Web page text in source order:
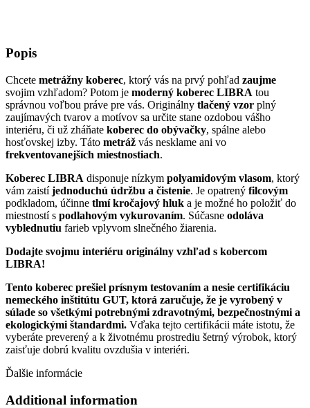
Popis
Chcete metrážny koberec, ktorý vás na prvý pohľad zaujme
svojim vzhľadom? Potom je moderný koberec LIBRA tou
správnou voľbou práve pre vás. Originálny tlačený vzor plný
zaujímavých tvarov a motívov sa určite stane ozdobou vášho
interiéru, či už zháňate koberec do obývačky, spálne alebo
hosťovskej izby. Táto metráž vás nesklame ani vo
frekventovanejších miestnostiach.
Koberec LIBRA disponuje nízkym polyamidovým vlasom, ktorý
vám zaistíjednoduchú údržbu a čistenie. Je opatrený filcovým
podkladom, účinne tlmí kročajový hluk a je možné ho položiť do
miestností s podlahovým vykurovaním. Súčasne odoláva
vyblednutiu farieb vplyvom slnečného žiarenia.
Dodajte svojmu interiéru originálny vzhľad s kobercom
LIBRA!
Tento koberec prešiel prísnym testovaním a nesie certifikáciu
nemeckého inštitútu GUT, ktorá zaručuje, že je vyrobený v
súlade so všetkými potrebnými zdravotnými, bezpečnostnými a
ekologickými štandardmi. Vďaka tejto certifikácii máte istotu, že
vyberáte preverený a k životnému prostrediu šetrný výrobok, ktorý
zaisťuje dobrú kvalitu ovzdušia v interiéri.
Ďalšie informácie
Additional information